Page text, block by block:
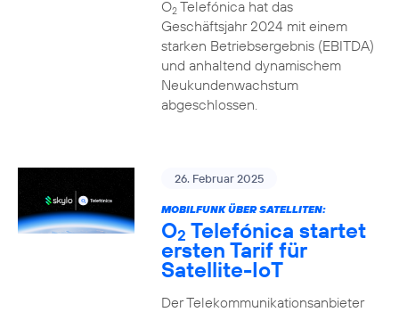
O2Telefónica hat das
Geschäftsjahr 2024 mit einem
starken Betriebsergebnis (EBITDA)
und anhaltend dynamischem
Neukundenwachstum
abgeschlossen.
26. Februar 2025
MOBILFUNK ÜBER SATELLITEN:
O2 Telefónica startet
ersten Tarif für
Satellite-IoT
Der Telekommunikationsanbieter